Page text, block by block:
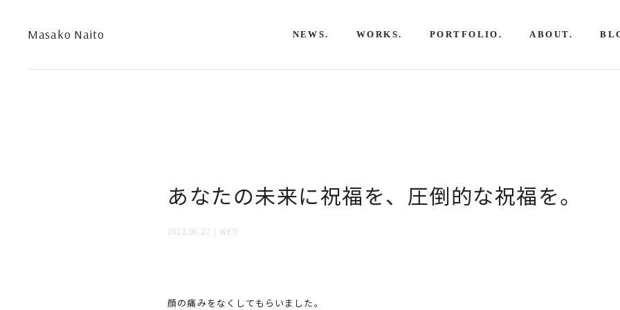
Masako Naito NEWS. WORKS. PORTFOLIO. ABOUT.
あなたの未来に祝福を、圧倒的な祝福を。
2012.06.27 | WED
顔の痛みをなくしてもらいました。